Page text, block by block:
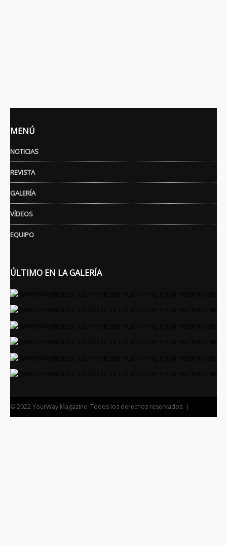
MENÚ
NOTICIAS
REVISTA
GALERÍA
VÍDEOS
EQUIPO
ÚLTIMO EN LA GALERÍA
© 2022 YourWay Magazine. Todos los derechos reservados. |